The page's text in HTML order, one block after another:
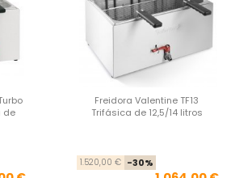
de
Precio base
Freidora Valentine TF13
Trifásica de 12,5/14 litros
1.520,00 € -30%